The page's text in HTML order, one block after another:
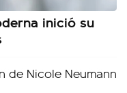
inició su